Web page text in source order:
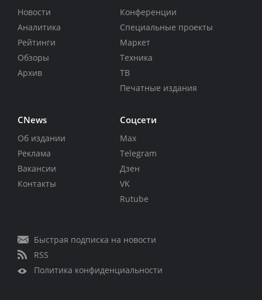
Новости
Аналитика
Рейтинги
Обзоры
Архив
Конференции
Специальные проекты
Маркет
Техника
ТВ
Печатные издания
CNews
Об издании
Реклама
Вакансии
Контакты
Соцсети
Max
Telegram
Дзен
VK
Rutube
Быстрая подписка на новости
RSS
Политика конфиденциальности